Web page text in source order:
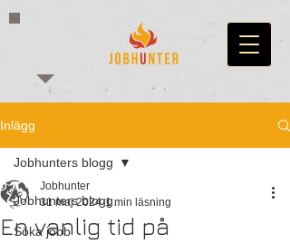
Inlägg
Jobhunters blogg
Söka jobb
Jobhunters blogg
En vanlig tid på
Jobhunter
31 maj 2024 1 min läsning